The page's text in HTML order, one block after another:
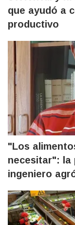
que ayudó a
productivo
"Los
necesitar": la
ingeniero